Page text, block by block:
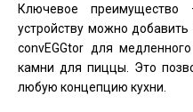
Ключевое
устройству можно
convEGGtor для
камни для пиццы. Это
любую концепцию кухни.